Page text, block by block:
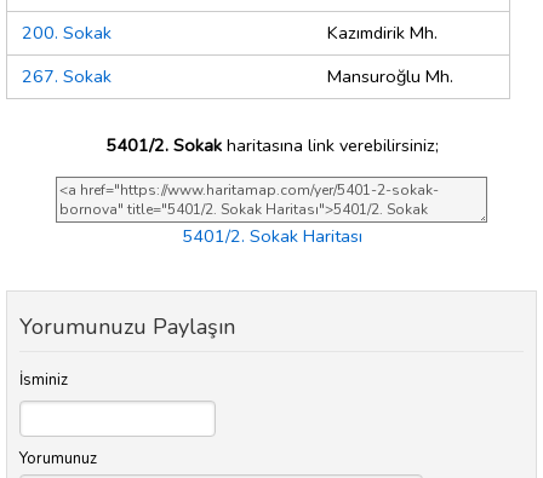
200. Sokak
Kazımdirik Mh.
267. Sokak
Mansuroğlu Mh.
5401/2. Sokakharitasına link verebilirsiniz;
5401/2. Sokak Haritası
Yorumunuzu Paylaşın
İsminiz
Yorumunuz